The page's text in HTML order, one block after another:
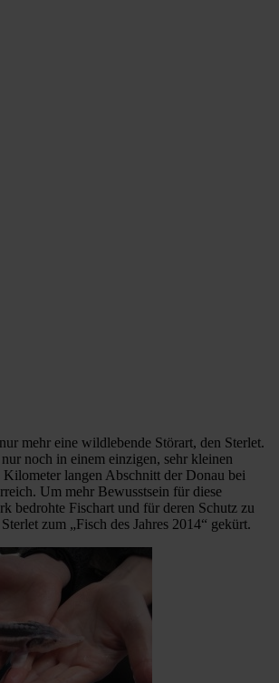
mehr eine wildlebende Störart, den Sterlet.
noch in einem einzigen, sehr kleinen
Kilometer langen Abschnitt der Donau bei
Um mehr Bewusstsein für diese
bedrohte Fischart und für deren Schutz zu
zum „Fisch des Jahres 2014“ gekürt.